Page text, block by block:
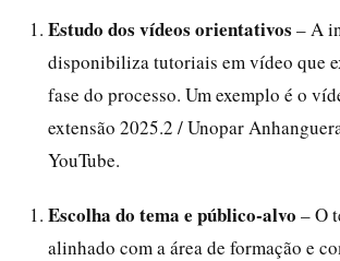
Estudo dos vídeos orientativos – A
disponibiliza tutoriais em vídeo que
fase do processo. Um exemplo é o
extensão 2025.2 / Unopar
YouTube.
Escolha do tema e público-alvo – O
alinhado com a área de formação e